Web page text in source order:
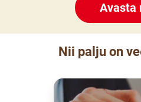
Avasta
Nii palju on